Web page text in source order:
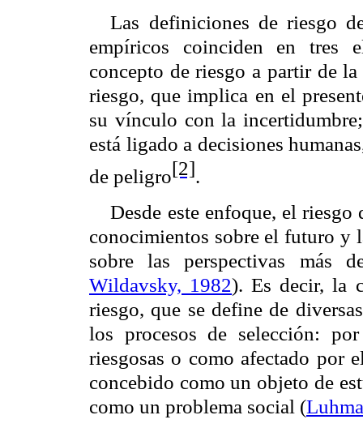
Las definiciones de riesgo
empíricos coinciden en tres
concepto de riesgo a partir de
riesgo, que implica en el
su vínculo con la
está ligado a decisiones
de peligro[2].
Desde este enfoque, el
conocimientos sobre el futuro y
sobre las perspectivas más
Wildavsky, 1982). Es decir, la
riesgo, que se define de
los procesos de selección:
riesgosas o como afectado por
concebido como un objeto de
como un problema social (